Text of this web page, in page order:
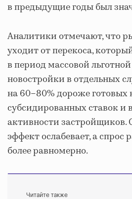
в предыдущие годы был
Аналитики отмечают, что
уходит от перекоса,
в период массовой
новостройки в отдельных
на 60–80% дороже готовых
субсидированных ставок и
активности застройщиков.
эффект ослабевает, а спрос
более равномерно.
Читайте также